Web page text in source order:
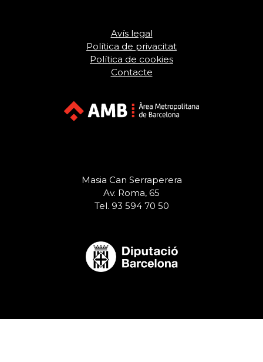
Avís legal
Política de privacitat
Política de cookies
Contacte
Masia Can Serraperera
Av. Roma, 65
Tel. 93 594 70 50